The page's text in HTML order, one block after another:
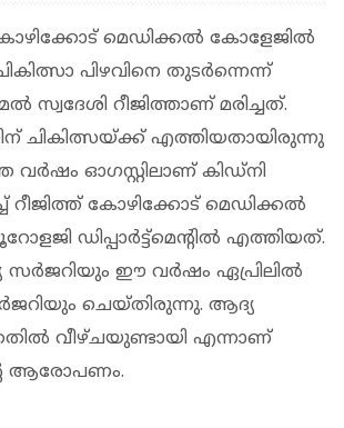
മെഡിക്കല്‍ കോളേജില്‍
പിഴവിനെ തുടര്‍ന്നെന്ന്
സ്വദേശി റീജിത്താണ് മരിച്ചത്.
ചികിത്സയ്ക്ക് എത്തിയതായിരുന്നു
വര്‍ഷം ഓഗസ്റ്റിലാണ് കിഡ്‌നി
റീജിത്ത് കോഴിക്കോട് മെഡിക്കല്‍
ഡിപ്പാര്‍ട്ട്‌മെന്റില്‍ എത്തിയത്.
സര്‍ജറിയും ഈ വര്‍ഷം ഏപ്രിലില്‍
ചെയ്തിരുന്നു. ആദ്യ
വീഴ്ചയുണ്ടായി എന്നാണ്
ആരോപണം.